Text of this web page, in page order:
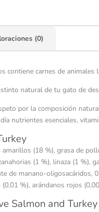
(0)
contiene carnes de
natural de tu gato de
por la composición
nutrientes esenciales,
(18 %), grasa de
(1 %), linaza (1
de manano-
%), arándanos rojos
Salmon and Turkey